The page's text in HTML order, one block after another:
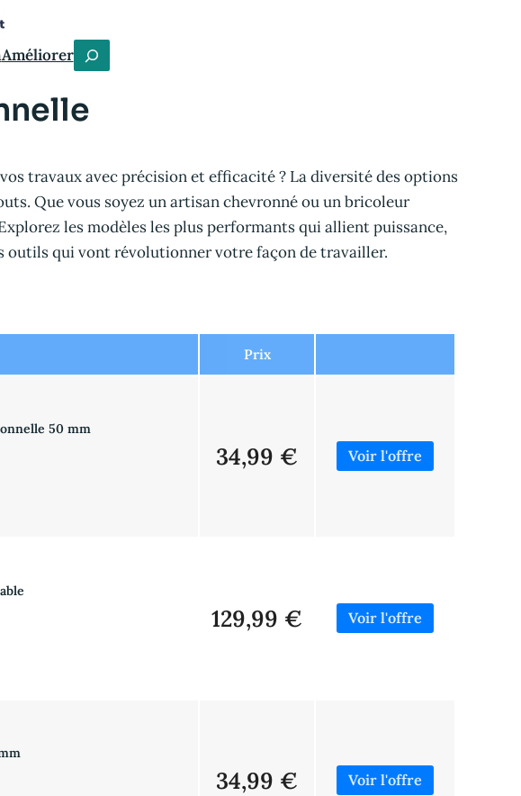
AméliorerC
h
e
r
h
e
r
travaux avec précision et efficacité ? La diversité des options
Que vous soyez un artisan chevronné ou un bricoleur
les modèles les plus performants qui allient puissance,
outils qui vont révolutionner votre façon de travailler.
Prix
50 mm
34,99 €
129,99 €
34,99 €